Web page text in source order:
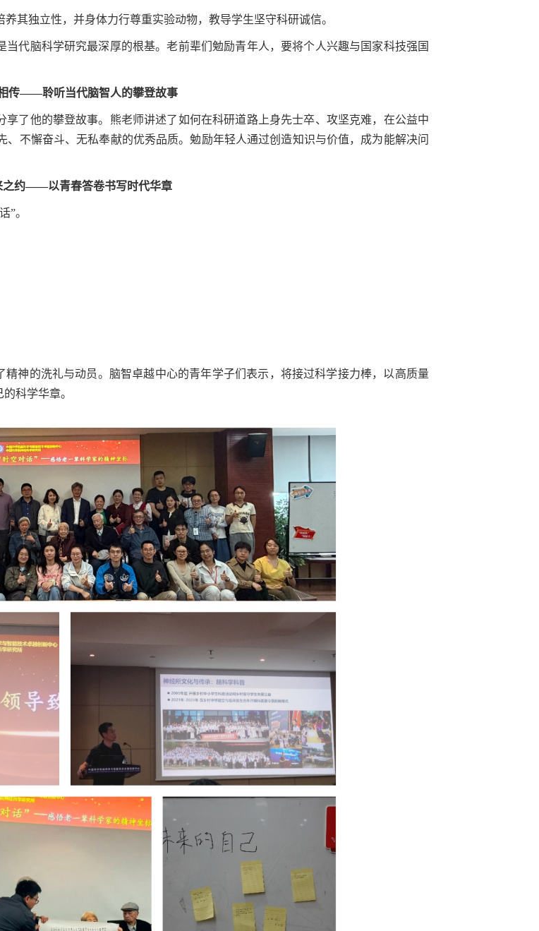
其独立性，并身体力行尊重实验动物，教导学生坚守科研诚信。
代脑科学研究最深厚的根基。老前辈们勉励青年人，要将个人兴趣与国家科技强国
传——聆听当代脑智人的攀登故事
享了他的攀登故事。熊老师讲述了如何在科研道路上身先士卒、攻坚克难，在公益中
不懈奋斗、无私奉献的优秀品质。勉励年轻人通过创造知识与价值，成为能解决问
之约——以青春答卷书写时代华章
”。
精神的洗礼与动员。脑智卓越中心的青年学子们表示，将接过科学接力棒，以高质量
科学华章。